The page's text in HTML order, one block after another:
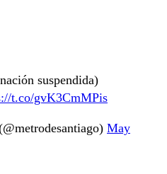
suspendida)
t.co/gvK3CmMPis
May